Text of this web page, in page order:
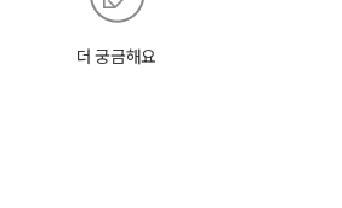
더 궁금해요